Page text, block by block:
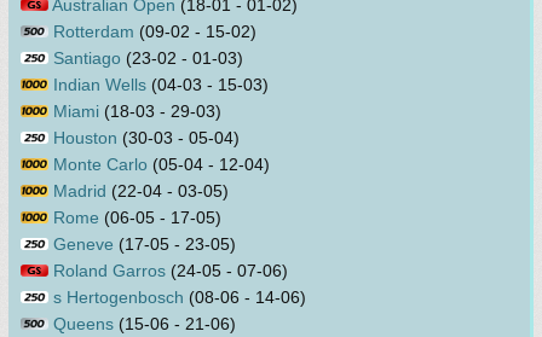
Australian Open (18-01 - 01-02)
Rotterdam (09-02 - 15-02)
Santiago (23-02 - 01-03)
Indian Wells (04-03 - 15-03)
Miami (18-03 - 29-03)
Houston (30-03 - 05-04)
Monte Carlo (05-04 - 12-04)
Madrid (22-04 - 03-05)
Rome (06-05 - 17-05)
Geneve (17-05 - 23-05)
Roland Garros (24-05 - 07-06)
s Hertogenbosch (08-06 - 14-06)
Queens (15-06 - 21-06)